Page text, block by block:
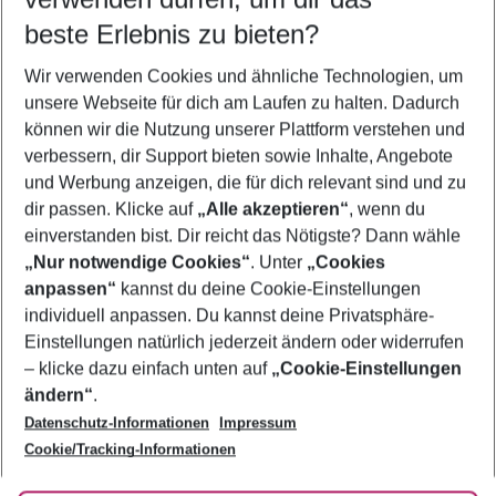
5-8 Nächte
2 Erwachsene Keine Kinder
Mehr Filter anzeigen
Footer
Footer navigation
Über uns
AGB
Bestpreisgarantie
Cookie-Einstellungen ändern
Cookie-Richtlinie
Agenturbetreuung
Barrierefreies Reisen
Folge uns
beste Erlebnis zu bieten?
Wir verwenden Cookies und ähnliche Technologien, um
unsere Webseite für dich am Laufen zu halten. Dadurch
können wir die Nutzung unserer Plattform verstehen und
verbessern, dir Support bieten sowie Inhalte, Angebote
und Werbung anzeigen, die für dich relevant sind und zu
dir passen. Klicke auf „Alle akzeptieren“, wenn du
einverstanden bist. Dir reicht das Nötigste? Dann wähle
„Nur notwendige Cookies“. Unter „Cookies
anpassen“ kannst du deine Cookie-Einstellungen
individuell anpassen. Du kannst deine Privatsphäre-
Einstellungen natürlich jederzeit ändern oder widerrufen
– klicke dazu einfach unten auf „Cookie-Einstellungen
ändern“.
Datenschutz-Informationen
Impressum
Cookie/Tracking-Informationen